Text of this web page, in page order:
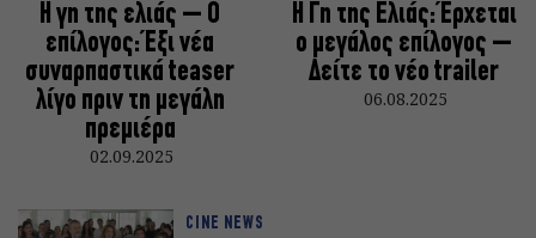
Η γη της ελιάς – Ο
επίλογος: Έξι νέα
συναρπαστικά teaser
λίγο πριν τη μεγάλη
πρεμιέρα
02.09.2025
Η Γη της Ελιάς: Έρχεται
ο μεγάλος επίλογος –
Δείτε το νέο trailer
06.08.2025
CINE NEWS